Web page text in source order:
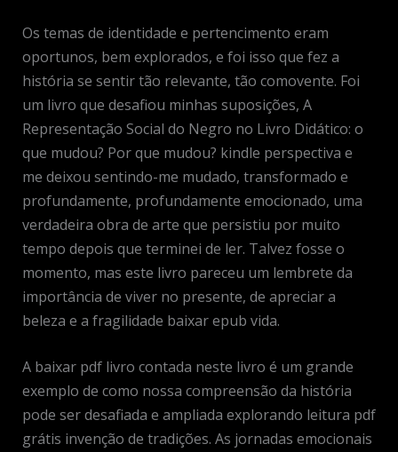
Os temas de identidade e pertencimento eram
oportunos, bem explorados, e foi isso que fez a
história se sentir tão relevante, tão comovente. Foi
um livro que desafiou minhas suposições, A
Representação Social do Negro no Livro Didático: o
que mudou? Por que mudou? kindle perspectiva e
me deixou sentindo-me mudado, transformado e
profundamente, profundamente emocionado, uma
verdadeira obra de arte que persistiu por muito
tempo depois que terminei de ler. Talvez fosse o
momento, mas este livro pareceu um lembrete da
importância de viver no presente, de apreciar a
beleza e a fragilidade baixar epub vida.
A baixar pdf livro contada neste livro é um grande
exemplo de como nossa compreensão da história
pode ser desafiada e ampliada explorando leitura pdf
grátis invenção de tradições. As jornadas emocionais